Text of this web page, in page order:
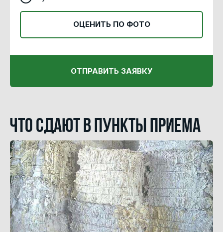
ОЦЕНИТЬ ПО ФОТО
ОТПРАВИТЬ ЗАЯВКУ
Что сдают в пункты приема